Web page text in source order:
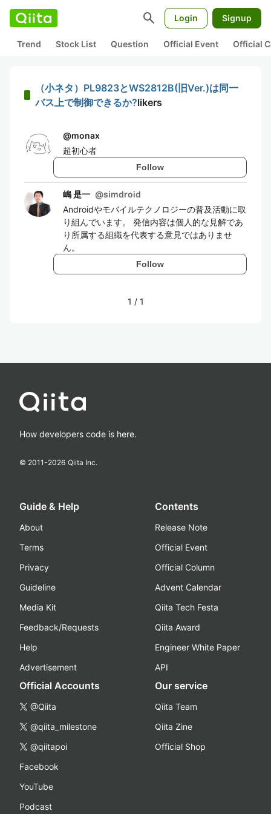
search Login Signup
Trend Stock List Question Official Event Official
（小ネタ）PL9823とWS2812B(旧Ver.)は同一
バス上で制御できるか?likers
@monax
超初心者
Follow
嶋 是一 @simdroid
Androidやモバイルテクノロジーの普及活動に取
り組んでいます。 発信内容は個人的な見解であ
り所属する組織を代表する意見ではありませ
ん。
Follow
1 / 1
How developers code is here.
© 2011-2026 Qiita Inc.
Guide & Help
About
Terms
Privacy
Guideline
Media Kit
Feedback/Requests
Help
Advertisement
Contents
Release Note
Official Event
Official Column
Advent Calendar
Qiita Tech Festa
Qiita Award
Engineer White Paper
API
Official Accounts
@Qiita
@qiita_milestone
@qiitapoi
Facebook
YouTube
Podcast
Our service
Qiita Team
Qiita Zine
Official Shop